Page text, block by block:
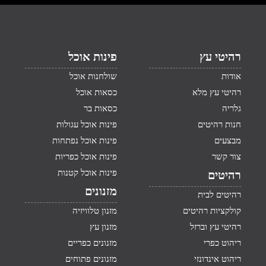
רהיטי עץ
אודות
רהיטי עץ מלא
גלריה
חנות רהיטים
מבצעים
צור קשר
רהיטים
רהיטים לבית
קולקציות רהיטים
רהיטי עץ וברזל
ריהוט כפרי
ריהוט אינדונזי
פינות אוכל
שולחנות אוכל
כסאות אוכל
כסאות בר
פינות אוכל עגולות
פינות אוכל נפתחות
פינות אוכל כפריות
פינות אוכל קטנות
מזנונים
מזנון טלוויזיה
מזנון עץ
מזנונים כפריים
מזנונים פתוחים